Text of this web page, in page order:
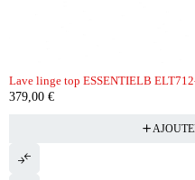
Lave linge top ESSENTIELB
379,00 €